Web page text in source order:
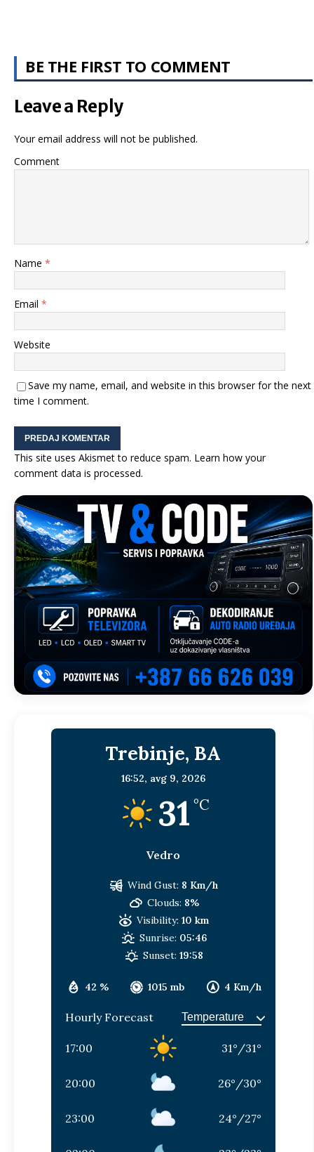
BE THE FIRST TO COMMENT
Leave a Reply
Your email address will not be published.
Comment
Name *
Email *
Website
Save my name, email, and website in this browser for the next
time I comment.
This site uses Akismet to reduce spam. Learn how your
comment data is processed.
Trebinje, BA
16:52, avg 9, 2026
31 °C
Vedro
42 % 1015 mb 4 Km/h
Wind Gust: 8 Km/h
Clouds: 8%
Visibility: 10 km
Sunrise: 05:46
Sunset: 19:58
Hourly Forecast
17:00 31° /31°
20:00 26° /30°
23:00 24° /27°